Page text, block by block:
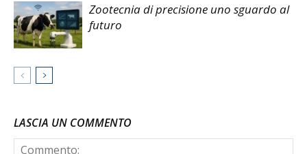
Zootecnia di precisione uno sguardo al
futuro
LASCIA UN COMMENTO